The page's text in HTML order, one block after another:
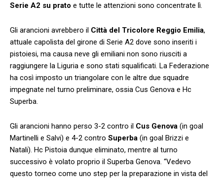
Serie A2 su prato e tutte le attenzioni sono concentrate lì.
Gli arancioni avrebbero il Città del Tricolore Reggio Emilia,
attuale capolista del girone di Serie A2 dove sono inseriti i
pistoiesi, ma causa neve gli emiliani non sono riusciti a
raggiungere la Liguria e sono stati squalificati. La Federazione
ha così imposto un triangolare con le altre due squadre
impegnate nel turno preliminare, ossia Cus Genova e Hc
Superba.
Gli arancioni hanno perso 3-2 contro il Cus Genova (in goal
Martinelli e Salvi) e 4-2 contro Superba (in goal Brizzi e
Natali). Hc Pistoia dunque eliminato, mentre al turno
successivo è volato proprio il Superba Genova. “Vedevo
questo torneo come uno step per la preparazione in vista del